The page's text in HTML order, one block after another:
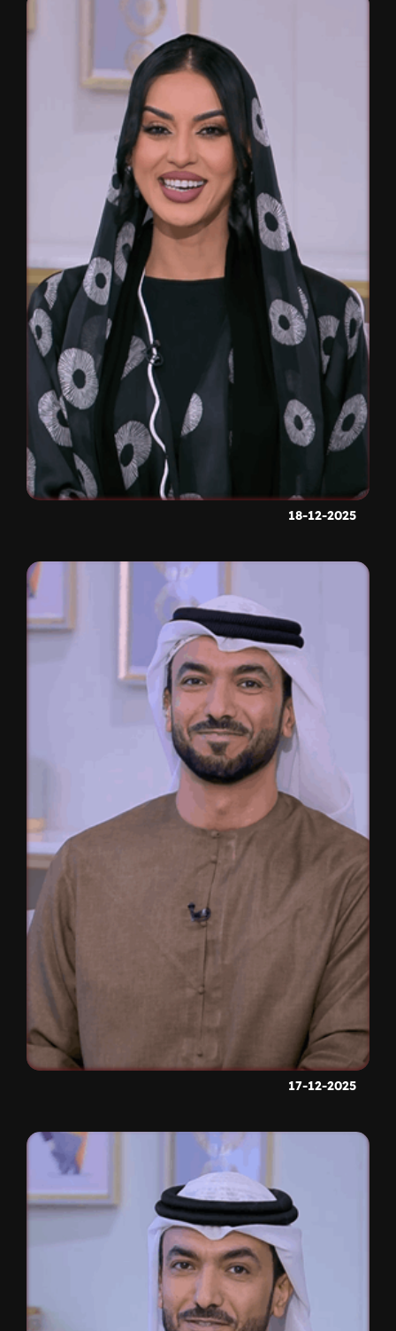
18-12-2025
17-12-2025